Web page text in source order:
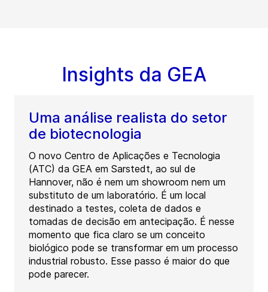
Insights da GEA
Uma análise realista do setor
de biotecnologia
O novo Centro de Aplicações e Tecnologia
(ATC) da GEA em Sarstedt, ao sul de
Hannover, não é nem um showroom nem um
substituto de um laboratório. É um local
destinado a testes, coleta de dados e
tomadas de decisão em antecipação. É nesse
momento que fica claro se um conceito
biológico pode se transformar em um processo
industrial robusto. Esse passo é maior do que
pode parecer.